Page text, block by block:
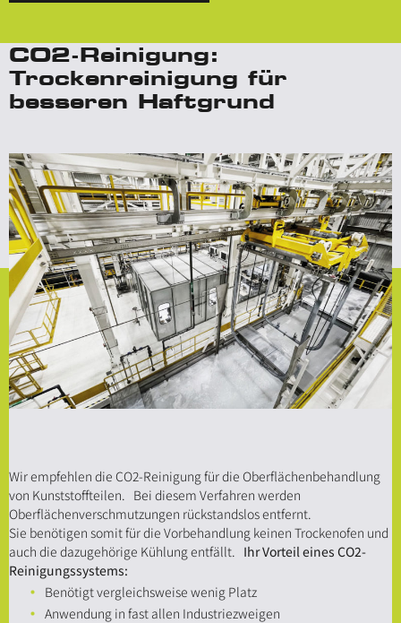
CO2-Reinigung:
Trockenreinigung für
besseren Haftgrund
Wir empfehlen die CO2-Reinigung für die Oberflächenbehandlung
von Kunststoffteilen. Bei diesem Verfahren werden
Oberflächenverschmutzungen rückstandslos entfernt.
Sie benötigen somit für die Vorbehandlung keinen Trockenofen und
auch die dazugehörige Kühlung entfällt. Ihr Vorteil eines CO2-
Reinigungssystems:
Benötigt vergleichsweise wenig Platz
Anwendung in fast allen Industriezweigen